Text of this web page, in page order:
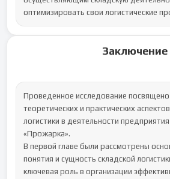
оптимизировать свои логистические
Заключение
Проведенное исследование посвящено
теоретических и практических
логистики в деятельности
«Прожарка».
В первой главе были рассмотрены
понятия и сущность складской
ключевая роль в организации